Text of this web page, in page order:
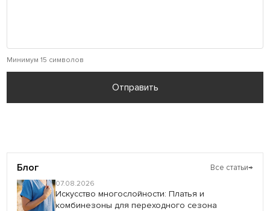
Минимум 15 символов
Отправить
Блог Все статьи→
07.08.2026
Искусство многослойности: Платья и
комбинезоны для переходного сезона